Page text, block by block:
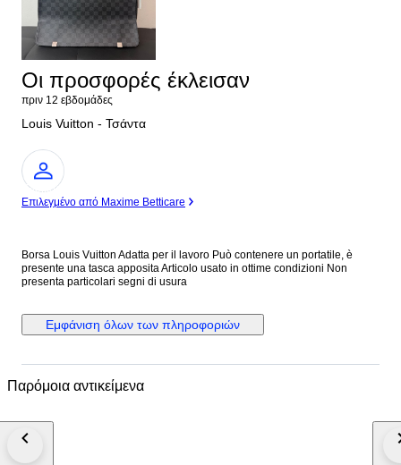
Οι προσφορές έκλεισαν
πριν 12 εβδομάδες
Louis Vuitton - Τσάντα
Ειδικός
Επιλεγμένο από Maxime Betticare
Borsa Louis Vuitton Adatta per il lavoro Può contenere un portatile, è
presente una tasca apposita Articolo usato in ottime condizioni Non
presenta particolari segni di usura
Εμφάνιση όλων των πληροφοριών
Παρόμοια αντικείμενα